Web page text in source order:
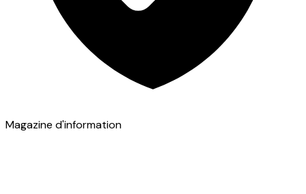
Magazine d'information